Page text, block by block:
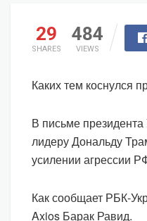
29
SHARES
484
VIEWS
Каких тем коснулся
В письме
лидеру Дональду
усилении агрессии
Как сообщает РБК-
Axios Барак Равид.